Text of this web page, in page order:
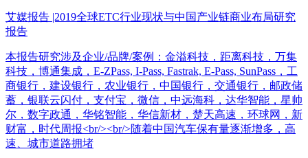
艾媒报告 |2019全球ETC行业现状与中国产业链商业布局研究
报告
本报告研究涉及企业/品牌/案例：金溢科技，距离科技，万集
科技，博通集成，E-ZPass, I-Pass, Fastrak, E-Pass, SunPass，工
商银行，建设银行，农业银行，中国银行，交通银行，邮政储
蓄，银联云闪付，支付宝，微信，中远海科，达华智能，星帅
尔，数字政通，华铭智能，华信新材，楚天高速，环球网，新
财富，时代周报<br/><br/>随着中国汽车保有量逐渐增多，高
速、城市道路拥堵